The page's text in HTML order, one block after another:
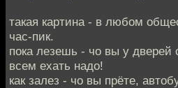
такая картина - в любом
час-пик.
пока лезешь - чо вы у дверей
всем ехать надо!
как залез - чо вы прёте,